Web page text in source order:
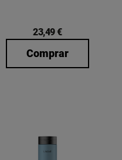
23,49 €
Comprar